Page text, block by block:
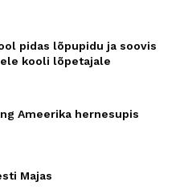
pidas lõpupidu ja soovis
kooli lõpetajale
Ameerika hernesupis
Majas